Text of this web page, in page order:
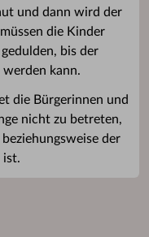
und dann wird der
die Kinder
bis der
kann.
die Bürgerinnen und
nicht zu betreten,
der
ist.